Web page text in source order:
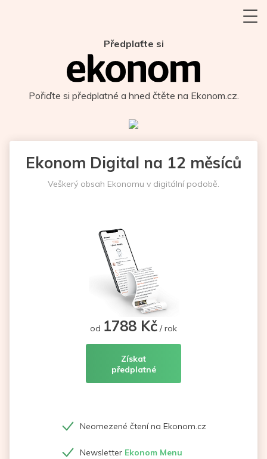
Předplaťte si
Pořiďte si předplatné a hned čtěte na Ekonom.cz.
Ekonom Digital na 12 měsíců
Veškerý obsah Ekonomu v digitální podobě.
od 1788 Kč / rok
Získat
předplatné
Neomezené čtení na Ekonom.cz
Newsletter Ekonom Menu